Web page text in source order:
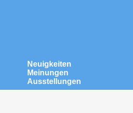
Neuigkeiten
Meinungen
Ausstellungen